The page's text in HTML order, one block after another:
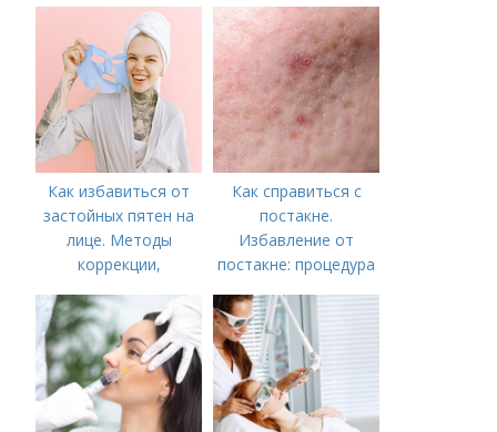
Как избавиться от
застойных пятен на
лице. Методы
коррекции,
акне и удаления
рубцов и шрамов
постакне
Как справиться с
постакне.
Избавление от
постакне: процедура